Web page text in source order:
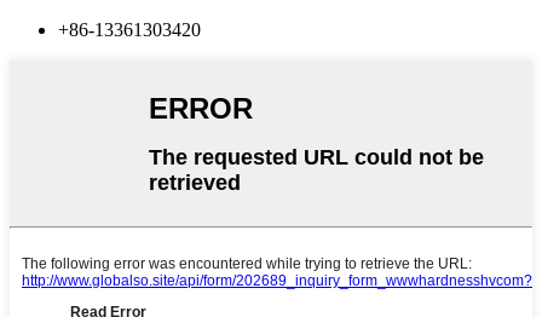
+86-13361303420